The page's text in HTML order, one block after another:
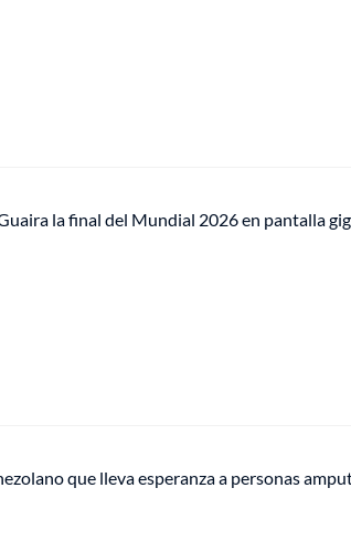
la final del Mundial 2026 en pantalla
que lleva esperanza a personas